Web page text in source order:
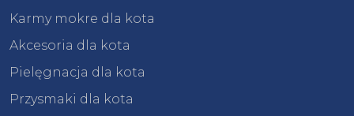
Karmy mokre dla kota
Akcesoria dla kota
Pielęgnacja dla kota
Przysmaki dla kota